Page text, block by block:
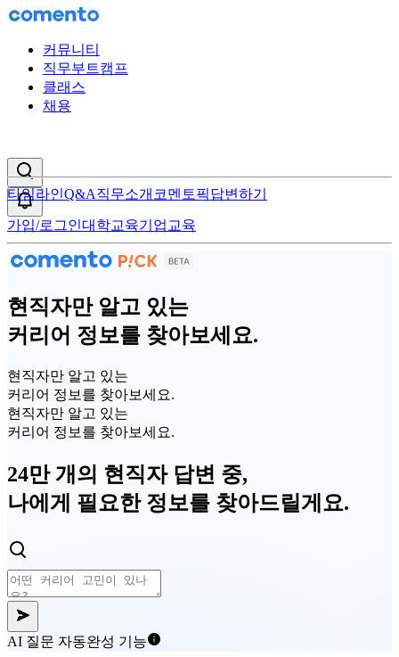
커뮤니티
직무부트캠프
클래스
채용
타임라인Q&A직무소개 코멘토픽답변하기
알림
가입/로그인대학교육기업교육
현직자만 알고 있는
커리어 정보를 찾아보세요.
현직자만 알고 있는
커리어 정보를 찾아보세요.
현직자만 알고 있는
커리어 정보를 찾아보세요.
24만 개의 현직자 답변 중,
나에게
필요한 정보를 찾아드릴게요.
AI 질문 자동완성 기능